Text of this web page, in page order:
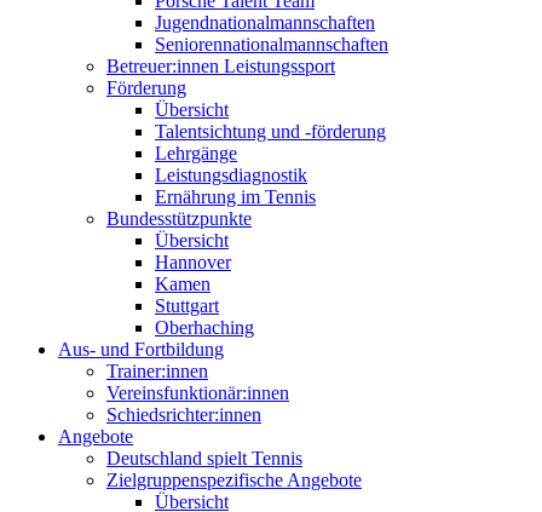
Jugendnationalmannschaften
Seniorennationalmannschaften
Betreuer:innen Leistungssport
Förderung
Übersicht
Talentsichtung und -förderung
Lehrgänge
Leistungsdiagnostik
Ernährung im Tennis
Bundesstützpunkte
Übersicht
Hannover
Kamen
Stuttgart
Oberhaching
Aus- und Fortbildung
Trainer:innen
Vereinsfunktionär:innen
Schiedsrichter:innen
Angebote
Deutschland spielt Tennis
Zielgruppenspezifische Angebote
Übersicht